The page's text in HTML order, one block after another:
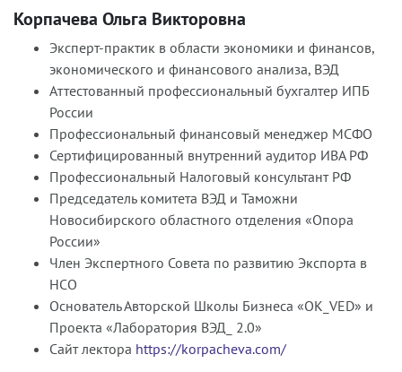
Корпачева Ольга Викторовна
Эксперт-практик в области экономики и финансов,
экономического и финансового анализа, ВЭД
Аттестованный профессиональный бухгалтер ИПБ
России
Профессиональный финансовый менеджер МСФО
Сертифицированный внутренний аудитор ИВА РФ
Профессиональный Налоговый консультант РФ
Председатель комитета ВЭД и Таможни
Новосибирского областного отделения «Опора
России»
Член Экспертного Совета по развитию Экспорта в
НСО
Основатель Авторской Школы Бизнеса «OK_VED» и
Проекта «Лаборатория ВЭД_ 2.0»
Сайт лектора https://korpacheva.com/